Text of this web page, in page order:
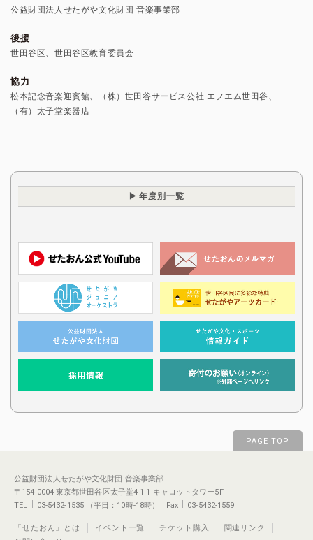
公益財団法人せたがや文化財団 音楽事業部
後援
世田谷区、世田谷区教育委員会
協力
松本記念音楽迎賓館、（株）世田谷サービス公社 エフエム世田谷、
（有）太子堂楽器店
年度別一覧
PAGE TOP
公益財団法人せたがや文化財団 音楽事業部
〒154-0004 東京都世田谷区太子堂4-1-1 キャロットタワー5F
TEL
03-5432-1535 （平日：10時-18時） Fax 03-5432-1559
「せたおん」とは イベント一覧 チケット購入
関連リンク